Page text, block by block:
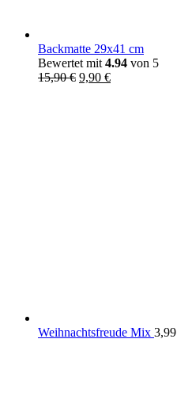
Backmatte 29x41 cm
Bewertet mit 4.94 von 5
15,90€ Ursprünglicher
9,90 €Aktueller
Weihnachtsfreude Mix 3,99